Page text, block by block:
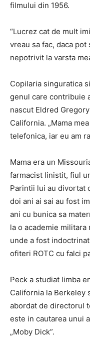
filmului din 1956.
“Lucrez cat de mult
vreau sa fac, daca pot
nepotrivit la varsta
Copilaria singuratica
genul care contribuie
nascut Eldred
California. „Mama
telefonica, iar eu am
Mama era un
farmacist linistit, fiul
Parintii lui au divortat
doi ani ai sai au fost
ani cu bunica sa
la o academie
unde a fost
ofiteri ROTC cu falci
Peck a studiat limba
California la Berkeley
abordat de directorul
este in cautarea unui
„Moby Dick”.